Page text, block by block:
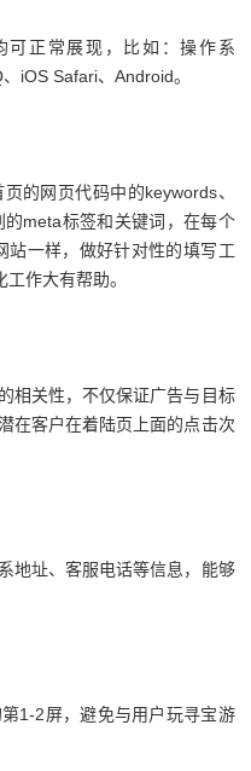
正常展现，比如：操作系
iOS Safari、Android。
网页代码中的keywords、
meta标签和关键词，在每个
站一样，做好针对性的填写工
作大有帮助。
关性，不仅保证广告与目标
在客户在着陆页上面的点击次
址、客服电话等信息，能够
1-2屏，避免与用户玩寻宝游